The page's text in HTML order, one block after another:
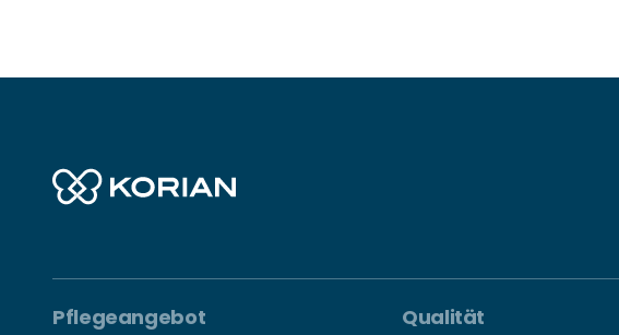
Pflegeangebot Qualität